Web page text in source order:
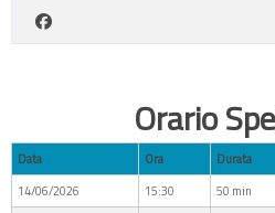
Orario
Data Ora Durata
14/06/2026
15:30 50 min